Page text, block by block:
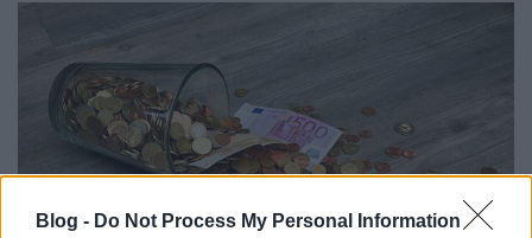
Blog - Do Not Process My Personal Information